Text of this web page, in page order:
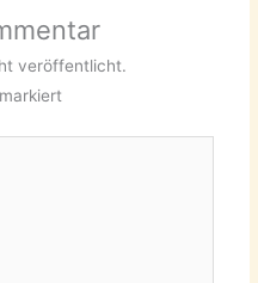
veröffentlicht.
markiert